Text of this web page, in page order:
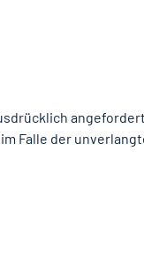
Falle der